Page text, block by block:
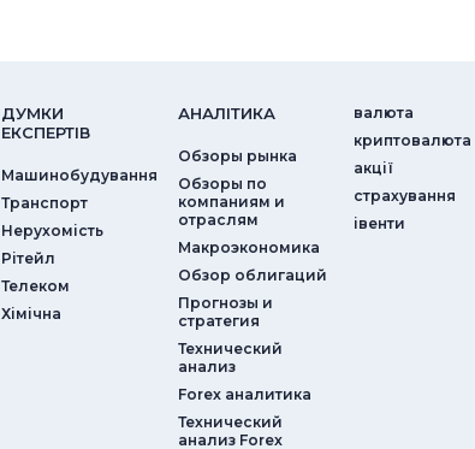
ДУМКИ
ЕКСПЕРТIВ
Машинобудування
Транспорт
Нерухомість
Рітейл
Телеком
Хімічна
АНАЛIТИКА
Обзоры рынка
Обзоры по
компаниям и
отраслям
Макроэкономика
Обзор облигаций
Прогнозы и
стратегия
Технический
анализ
Forex аналитика
Технический
анализ Forex
валюта
криптовалюта
акції
страхування
iвенти